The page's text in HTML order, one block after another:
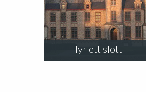
Hyr ett slott